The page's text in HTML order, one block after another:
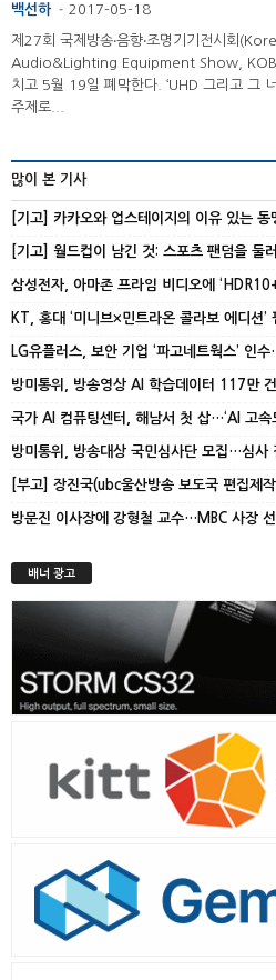
백선하 - 2017-05-18
제27회 국제방송‧음향‧조명기기전시회
Audio&Lighting Equipment Show,
치고 5월 19일 폐막한다. ‘UHD 그리고 그
주제로...
많이 본 기사
[기고] 카카오와 업스테이지의 이유 있는 동
[기고] 월드컵이 남긴 것: 스포츠 팬덤을 둘
삼성전자, 아마존 프라임 비디오에
KT, 홍대 ‘미니브×민트라온 콜라보 에디션’
LG유플러스, 보안 기업 ‘파고네트웍스’ 인
방미통위, 방송영상 AI 학습데이터 117만
국가 AI 컴퓨팅센터, 해남서 첫 삽…‘AI 고속
방미통위, 방송대상 국민심사단 모집…심
[부고] 장진국(ubc울산방송 보도국 편집제
방문진 이사장에 강형철 교수…MBC 사장
배너 광고